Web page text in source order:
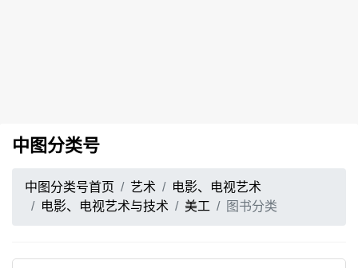
中图分类号
中图分类号首页 艺术
电影、电视艺术
电影、电视艺术与技术
美工 图书分类